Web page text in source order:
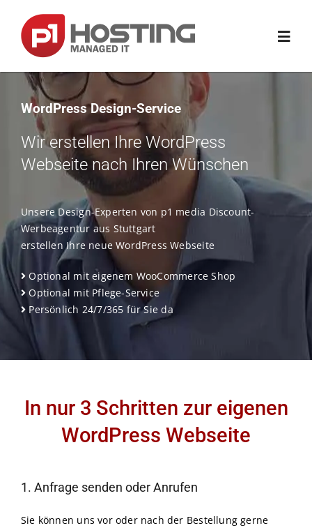
Inhalt
springen
Home
Domain
Website & Shop
E-Mail & Office
Kontakt
WordPress Design-Service
Wir erstellen Ihre WordPress
Webseite nach Ihren Wünschen
Unsere Design-Experten von p1 media Discount-
Werbeagentur aus Stuttgart
erstellen Ihre neue WordPress Webseite
Optional mit eigenem WooCommerce Shop
Optional mit Pflege-Service
Persönlich 24/7/365 für Sie da
In nur 3 Schritten zur eigenen
WordPress Webseite
1. Anfrage senden oder Anrufen
Sie können uns vor oder nach der Bestellung gerne